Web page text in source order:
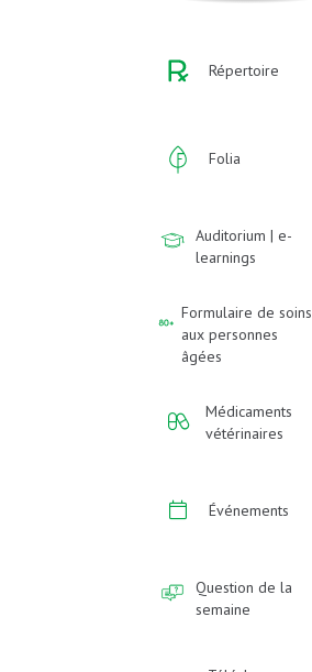
Répertoire
Folia
Auditorium | e-
learnings
Formulaire de soins
aux personnes
âgées
Médicaments
vétérinaires
Événements
Question de la
semaine